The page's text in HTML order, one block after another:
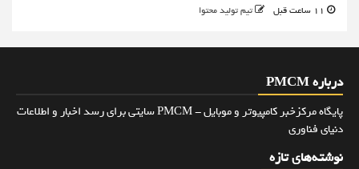
تیم تولید محتوا
درباره PMCM
پایگاه مرکزخبر کامپیوتر و موبایل - PMCM سایتی برای رسد اخبار و اطلاعات
دنیای فناوری
نوشته‌های تازه